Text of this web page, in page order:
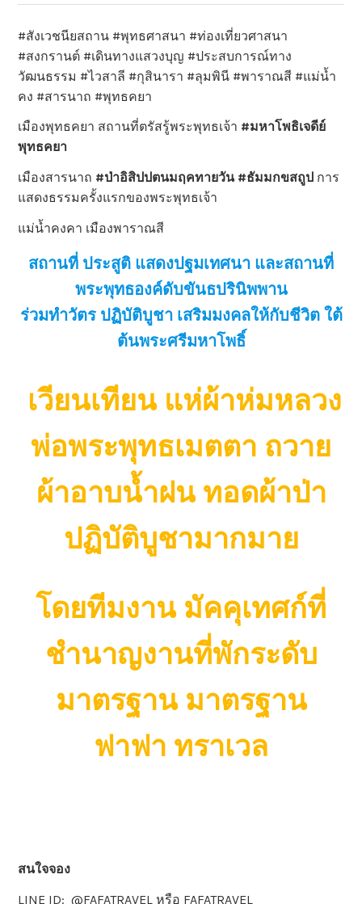
#สังเวชนียสถาน #พุทธศาสนา #ท่องเที่ยวศาสนา
#สงกรานต์ #เดินทางแสวงบุญ #ประสบการณ์ทาง
วัฒนธรรม #ไวสาลี #กุสินารา #ลุมพินี #พาราณสี #แม่น้ำ
คง #สารนาถ #พุทธคยา
เมืองพุทธคยา สถานที่ตรัสรู้พระพุทธเจ้า #มหาโพธิเจดีย์
พุทธคยา
เมืองสารนาถ #ป่าอิสิปปตนมฤคทายวัน #ธัมมกขสถูป การ
แสดงธรรมครั้งแรกของพระพุทธเจ้า
แม่น้ำคงคา เมืองพาราณสี
สถานที่ ประสูติ แสดงปฐมเทศนา และสถานที่
พระพุทธองค์ดับขันธปรินิพพาน
ร่วมทำวัตร ปฏิบัติบูชา เสริมมงคลให้กับชีวิต ใต้
ต้นพระศรีมหาโพธิ์
เวียนเทียน แห่ผ้าห่มหลวง
พ่อพระพุทธเมตตา ถวาย
ผ้าอาบน้ำฝน ทอดผ้าป่า
ปฏิบัติบูชามากมาย
โดยทีมงาน มัคคุเทศก์ที่
ชำนาญงานที่พักระดับ
มาตรฐาน มาตรฐาน
ฟาฟา ทราเวล
สนใจจอง
LINE ID: @FAFATRAVEL หรือ FAFATRAVEL